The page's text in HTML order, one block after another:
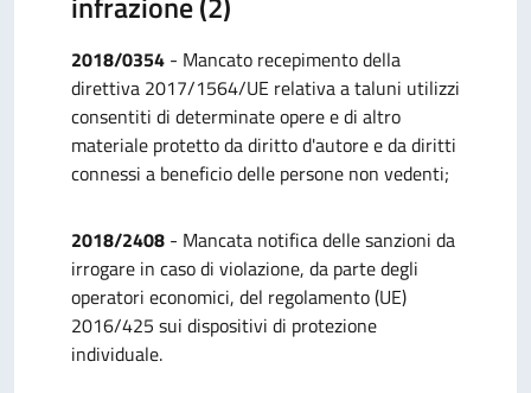
2018/0354 - Mancato recepimento della
direttiva 2017/1564/UE relativa a taluni utilizzi
consentiti di determinate opere e di altro
materiale protetto da diritto d'autore e da diritti
connessi a beneficio delle persone non vedenti;
2018/2408 - Mancata notifica delle sanzioni da
irrogare in caso di violazione, da parte degli
operatori economici, del regolamento (UE)
2016/425 sui dispositivi di protezione
individuale.